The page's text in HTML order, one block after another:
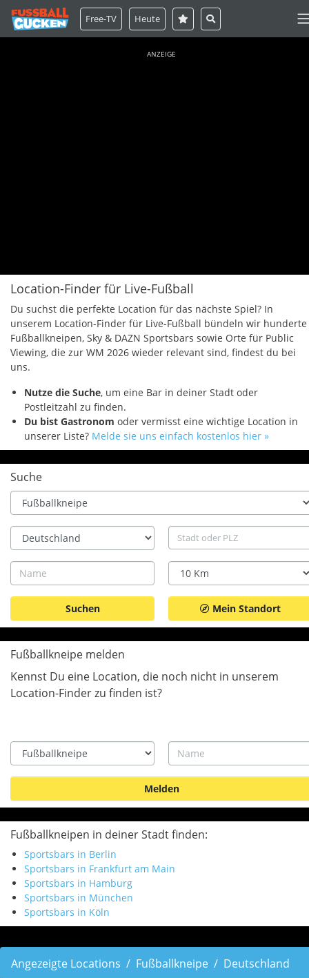
Free-TV Heute
Location-Finder für Live-Fußball
Du suchst die perfekte Location für das nächste Spiel? In
unserem Location-Finder für Live-Fußball bündeln wir hunderte
Fußballkneipen, Sky & DAZN Sportsbars sowie Orte für Public
Viewing, die zur WM 2026 wieder relevant sind, findest du bei
uns.
Nutze die Suche, um eine Bar in deiner Stadt oder
Postleitzahl zu finden.
Du bist Gastronom oder vermisst eine wichtige Location in
unserer Liste? Melde sie uns einfach kostenlos hier »
ANZEIGE
Suche
Type
Land Stadt
Name Radius
Mein Standort
Fußballkneipe melden
Kennst Du eine Location, die noch nicht in unserem
Location-Finder zu finden ist?
Type Name
Fußballkneipen in deiner Stadt finden:
Sportsbars in Berlin
Sportsbars in Frankfurt am Main
Sportsbars in Hamburg
Sportsbars in München
Sportsbars in Köln
Angezeigte Locations Fußballkneipe Deutschland